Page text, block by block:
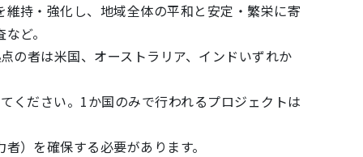
持・強化し、地域全体の平和と安定・繁栄に寄
ど。
の者は米国、オーストラリア、インドいずれか
ください。1か国のみで行われるプロジェクトは
）を確保する必要があります。